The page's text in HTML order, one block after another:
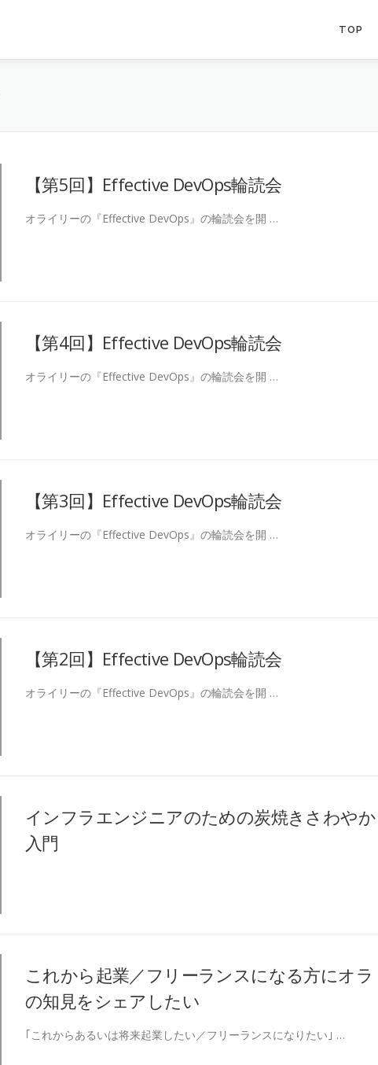
TOP
【第5回】Effective DevOps輪読会
オライリーの『Effective DevOps』の輪読会を開 …
【第4回】Effective DevOps輪読会
オライリーの『Effective DevOps』の輪読会を開 …
【第3回】Effective DevOps輪読会
オライリーの『Effective DevOps』の輪読会を開 …
【第2回】Effective DevOps輪読会
オライリーの『Effective DevOps』の輪読会を開 …
インフラエンジニアのための炭焼きさわやか
入門
これから起業／フリーランスになる方にオラ
の知見をシェアしたい
｢これからあるいは将来起業したい／フリーランスになりたい｣ …